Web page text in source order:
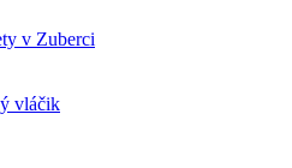
v Zuberci
vláčik